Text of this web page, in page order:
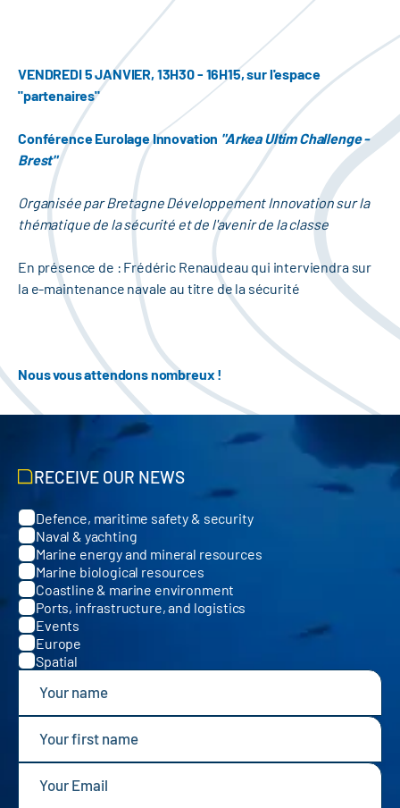
VENDREDI 5 JANVIER, 13H30 - 16H15, sur l'espace
"partenaires"
Conférence Eurolage Innovation "Arkea Ultim Challenge -
Brest"
Organisée par Bretagne Développement Innovation sur la
thématique de la sécurité et de l'avenir de la classe
En présence de : Frédéric Renaudeau qui interviendra sur
la e-maintenance navale au titre de la sécurité
Nous vous attendons nombreux !
RECEIVE OUR NEWS
Categories
Defence, maritime safety & security
Naval & yachting
Marine energy and mineral resources
Marine biological resources
Coastline & marine environment
Ports, infrastructure, and logistics
Events
Europe
Spatial